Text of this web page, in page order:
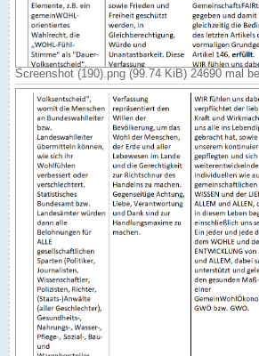
Screenshot (190).png (99.74 KiB) 24690 mal